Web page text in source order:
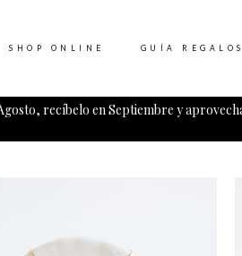
recíbelo en Septiembre y
SHOP ONLINE GUÍA REGALOS